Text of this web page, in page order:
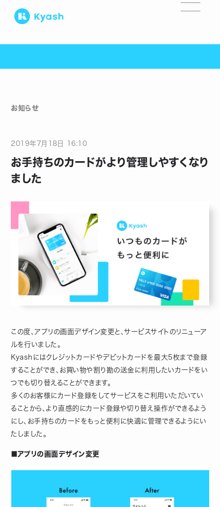
お知らせ
2019年 7月 18 日 16:10
お手持ちのカードがより管理しやすくなり
ました
この度、アプリの画面デザイン変更と、サービスサイトのリニューア
ルを行いました。
Kyashにはクレジットカードやデビットカードを最大5枚まで登録
することができ、お買い物や割り勘の送金に利用したいカードをい
つでも切り替えることができます。
多くのお客様にカード登録をしてサービスをご利用いただいてい
ることから、より直感的にカード登録や切り替え操作ができるよう
にし、お手持ちのカードをもっと便利に快適に管理できるようにい
たしました。
■アプリの画面デザイン変更